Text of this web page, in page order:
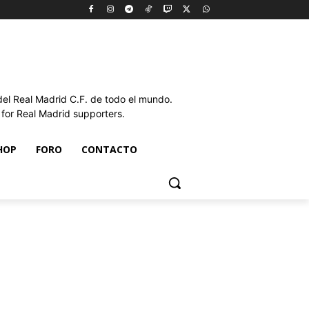
Real Madrid C.F. de todo el mundo.
Real Madrid supporters.
FORO CONTACTO